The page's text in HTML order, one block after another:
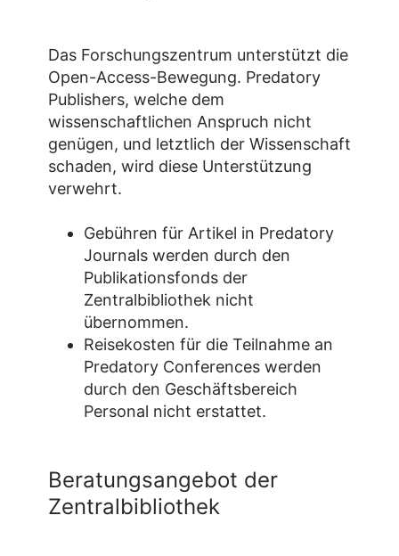
Das Forschungszentrum unterstützt die
Open-Access-Bewegung. Predatory
Publishers, welche dem
wissenschaftlichen Anspruch nicht
genügen, und letztlich der Wissenschaft
schaden, wird diese Unterstützung
verwehrt.
Gebühren für Artikel in Predatory
Journals werden durch den
Publikationsfonds der
Zentralbibliothek nicht
übernommen.
Reisekosten für die Teilnahme an
Predatory Conferences werden
durch den Geschäftsbereich
Personal nicht erstattet.
Beratungsangebot der
Zentralbibliothek